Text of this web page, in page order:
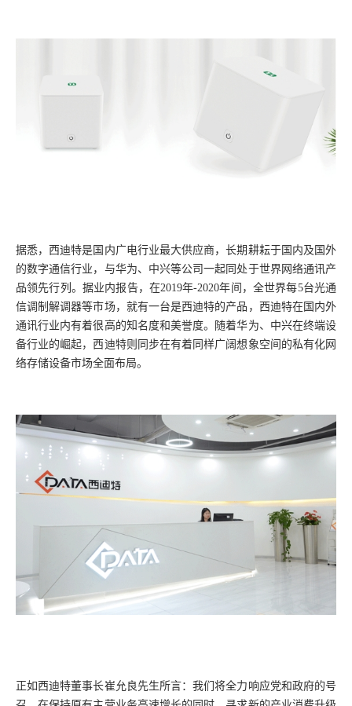
据悉，西迪特是国内广电行业最大供应商，长期耕耘于国内及国外
的数字通信行业，与华为、中兴等公司一起同处于世界网络通讯产
品领先行列。据业内报告，在2019年-2020年间，全世界每5台光通
信调制解调器等市场，就有一台是西迪特的产品，西迪特在国内外
通讯行业内有着很高的知名度和美誉度。随着华为、中兴在终端设
备行业的崛起，西迪特则同步在有着同样广阔想象空间的私有化网
络存储设备市场全面布局。
正如西迪特董事长崔允良先生所言：我们将全力响应党和政府的号